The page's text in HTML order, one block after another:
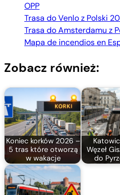
OPP
Trasa do Venlo z Polski
Trasa do Amsterdamu z
Mapa de incendios en
Zobacz również:
Koniec korków 2026 –
5 tras które otworzą
w wakacje
Węzeł
do